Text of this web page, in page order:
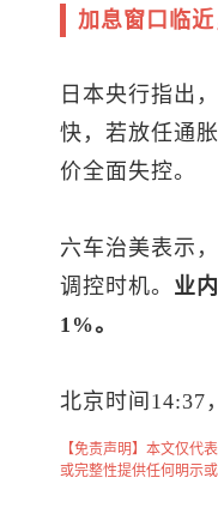
加息窗口临
日本央行指出
快，若放任通
价全面失控。
六车治美表示
调控时机。 业
1%。
北京时间14:37，
【免责声明】本文仅代
或完整性提供任何明示